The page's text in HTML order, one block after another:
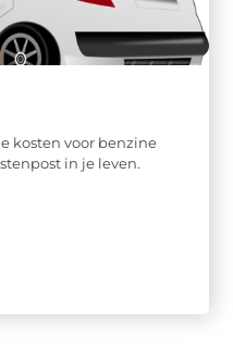
kosten voor benzine
in je leven.